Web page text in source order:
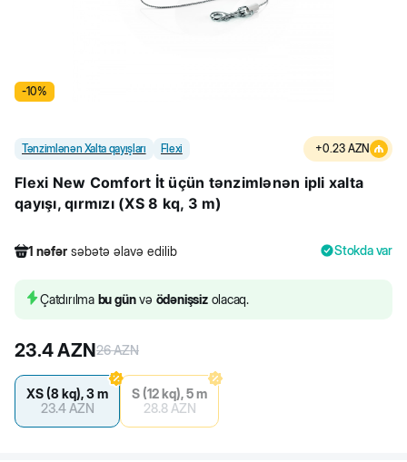
-10%
Tənzimlənən Xalta qayışları Flexi +0.23 AZN
Flexi New Comfort İt üçün tənzimlənən ipli xalta
qayışı, qırmızı (XS 8 kq, 3 m)
1 nəfər səbətə əlavə edilib
1 nəfər səbətə əlavə edilib
Stokda var
Çatdırılma bu günvə ödənişsizolacaq.
23.4AZN26AZN
XS (8 kq), 3 m
23.4 AZN
S (12 kq), 5 m
28.8 AZN